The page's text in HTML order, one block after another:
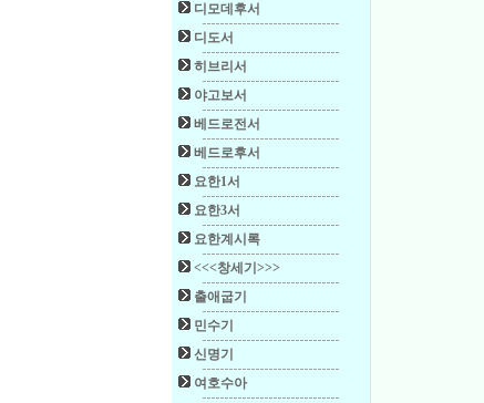
디모데후서
디도서
히브리서
야고보서
베드로전서
베드로후서
요한1서
요한3서
요한계시록
<<<창세기>>>
출애굽기
민수기
신명기
여호수아